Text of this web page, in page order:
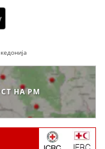
НА РМ